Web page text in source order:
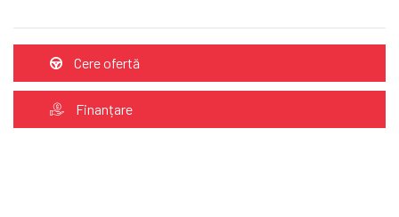
Cere ofertă
Finanțare